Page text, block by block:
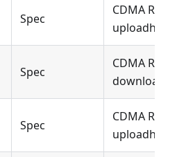
Spec
CDMA
Spec
CDMA
Spec
CDMA